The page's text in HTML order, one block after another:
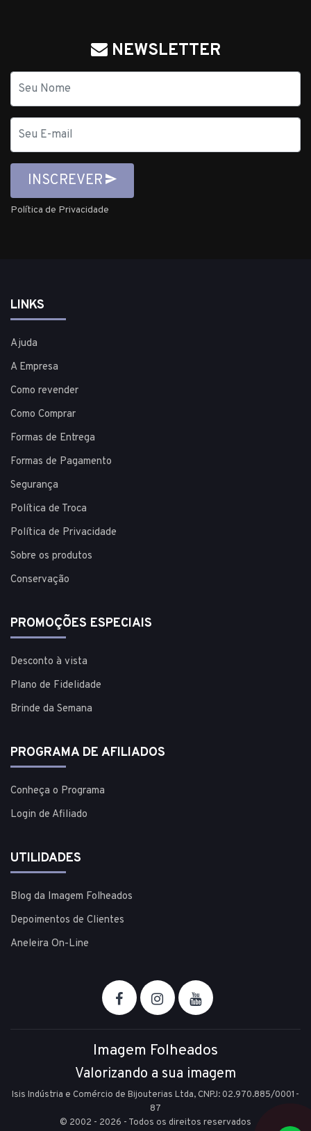
NEWSLETTER
mail
INSCREVER
Política de Privacidade
LINKS
Ajuda
A Empresa
Como revender
Como Comprar
Formas de Entrega
Formas de Pagamento
Segurança
Política de Troca
Política de Privacidade
Sobre os produtos
Conservação
PROMOÇÕES ESPECIAIS
Desconto à vista
Plano de Fidelidade
Brinde da Semana
PROGRAMA DE AFILIADOS
Conheça o Programa
Login de Afiliado
UTILIDADES
Blog da Imagem Folheados
Depoimentos de Clientes
Aneleira On-Line
Imagem Folheados
Valorizando a sua imagem
Isis Indústria e Comércio de Bijouterias Ltda, CNPJ: 02.970.885/0001-
87
© 2002 - 2026 - Todos os direitos reservados